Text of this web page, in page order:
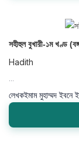
সহীহুল বুখারী-১ম খণ্ড
Hadith
লেখকইমাম মুহাম্মদ ইবনে